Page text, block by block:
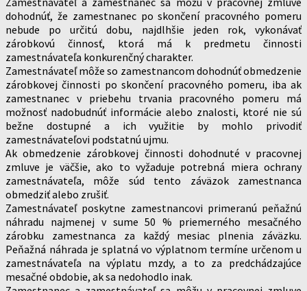
dohodnúť, že zamestnanec po skončení pracovného pomeru
nebude po určitú dobu, najdlhšie jeden rok, vykonávať
zárobkovú činnosť, ktorá má k predmetu činnosti
zamestnávateľa konkurenčný charakter.
Zamestnávateľ môže so zamestnancom dohodnúť obmedzenie
zárobkovej činnosti po skončení pracovného pomeru, iba ak
zamestnanec v priebehu trvania pracovného pomeru má
možnosť nadobudnúť informácie alebo znalosti, ktoré nie sú
bežne dostupné a ich využitie by mohlo privodiť
zamestnávateľovi podstatnú ujmu.
Ak obmedzenie zárobkovej činnosti dohodnuté v pracovnej
zmluve je väčšie, ako to vyžaduje potrebná miera ochrany
zamestnávateľa, môže súd tento záväzok zamestnanca
obmedziť alebo zrušiť.
Zamestnávateľ poskytne zamestnancovi primeranú peňažnú
náhradu najmenej v sume 50 % priemerného mesačného
zárobku zamestnanca za každý mesiac plnenia záväzku.
Peňažná náhrada je splatná vo výplatnom termíne určenom u
zamestnávateľa na výplatu mzdy, a to za predchádzajúce
mesačné obdobie, ak sa nedohodlo inak.